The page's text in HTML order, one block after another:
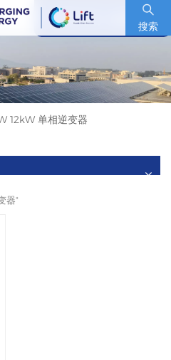
搜索
股票代码 : 600153.SH
12kW 单相逆变器
器"